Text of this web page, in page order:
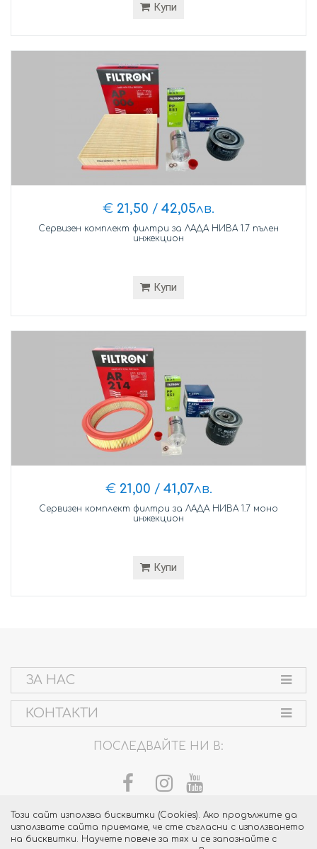
Този сайт използва бисквитки (Cookies). Ако продължите да
използвате сайта приемаме, че сте съгласни с използването
на бисквитки. Научете повече за тях и се запознайте с
Купи
€ 21,50 / 42,05лв.
Сервизен комплект филтри за ЛАДА НИВА 1.7 пълен
инжекцион
Купи
€ 21,00 / 41,07лв.
Сервизен комплект филтри за ЛАДА НИВА 1.7 моно
инжекцион
Купи
ЗА НАС
КОНТАКТИ
ПОСЛЕДВАЙТЕ НИ В: